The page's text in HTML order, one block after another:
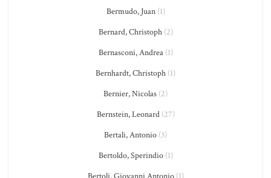
Bermudo, Juan(1)
Bernard, Christoph(2)
Bernasconi, Andrea(1)
Bernhardt, Christoph (1)
Bernier, Nicolas (2)
Bernstein, Leonard(27)
Bertali, Antonio (3)
Bertoldo, Sperindio(1)